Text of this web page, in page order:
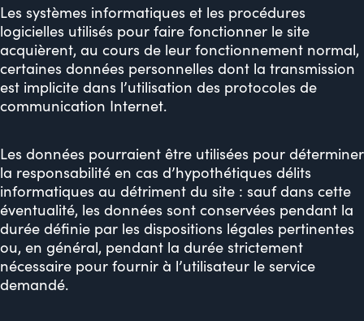
Les systèmes informatiques et les procédures
logicielles utilisés pour faire fonctionner le site
acquièrent, au cours de leur fonctionnement normal,
certaines données personnelles dont la transmission
est implicite dans l’utilisation des protocoles de
communication Internet.
Les données pourraient être utilisées pour déterminer
la responsabilité en cas d’hypothétiques délits
informatiques au détriment du site : sauf dans cette
éventualité, les données sont conservées pendant la
durée définie par les dispositions légales pertinentes
ou, en général, pendant la durée strictement
nécessaire pour fournir à l’utilisateur le service
demandé.